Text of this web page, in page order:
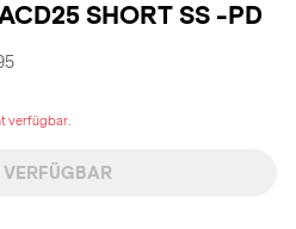
SHORT SS -PD
verfügbar.
VERFÜGBAR